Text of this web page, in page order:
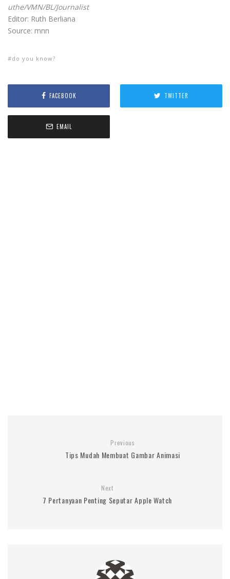
uthe/VMN/BL/Journalist
Editor: Ruth Berliana
Source: mnn
do you know?
FACEBOOK TWITTER
EMAIL
Previous
Tips Mudah Membuat Gambar Animasi
Next
7 Pertanyaan Penting Seputar Apple Watch